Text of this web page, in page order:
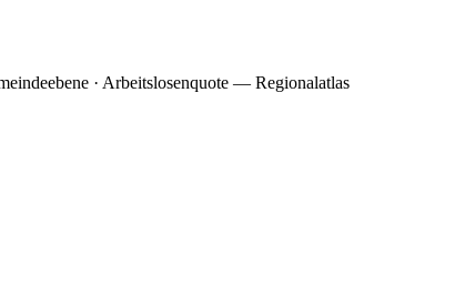
· Arbeitslosenquote — Regionalatlas